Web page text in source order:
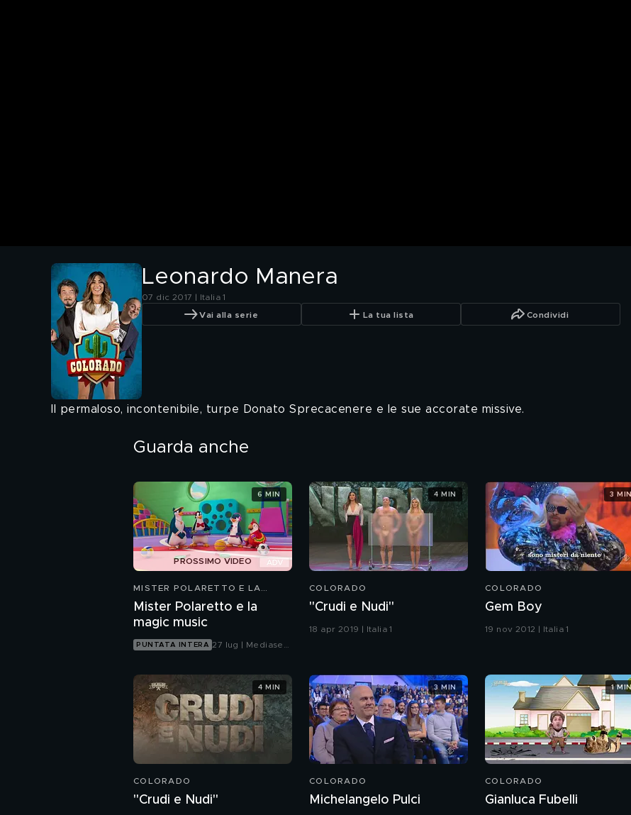
Leonardo Manera
07 dic 2017 | Italia 1
Vai alla serie La tua lista Condividi
Il permaloso, incontenibile, turpe Donato Sprecacenere e le sue accorate missive.
Guarda anche
PROSSIMO VIDEO
MISTER POLARETTO E LA
Mister Polaretto e la
magic music
PUNTATA INTERA 27 lug | Mediaset
6 MIN
COLORADO
"Crudi e Nudi"
18 apr 2019 | Italia 1
4 MIN
COLORADO
Gem Boy
19 nov 2012 | Italia 1
3 MIN
COLORADO
"Crudi e Nudi"
4 MIN
COLORADO
Michelangelo Pulci
3 MIN
COLORADO
Gianluca Fubelli
1 MIN